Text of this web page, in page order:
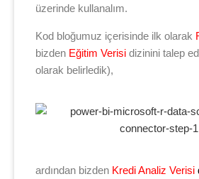
üzerinde kullanalım.
Kod bloğumuz içerisinde ilk olarak
bizden Eğitim Verisi dizinini talep
olarak belirledik),
ardından bizden Kredi Analiz Verisi